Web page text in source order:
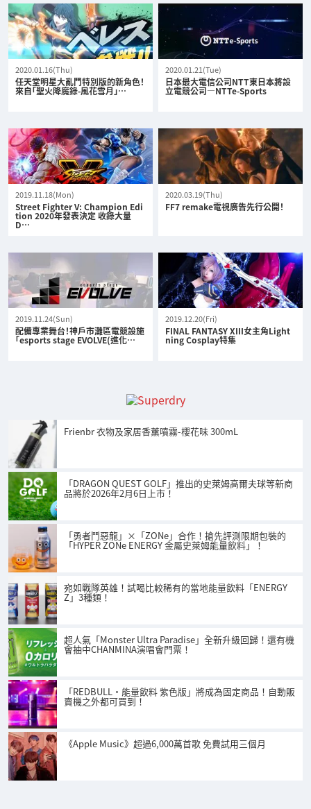
2020.01.16(Thu)
任天堂明星大亂鬥特別版的新角色！
來自「聖火降魔錄-風花雪月」…
2020.01.21(Tue)
日本最大電信公司NTT東日本將設
立電競公司—NTTe-Sports
2019.11.18(Mon)
Street Fighter V: Champion Edi
tion 2020年發表決定 收錄大量
D…
2020.03.19(Thu)
FF7 remake電視廣告先行公開！
2019.11.24(Sun)
配備專業舞台！神戶市灘區電競設施
「esports stage EVOLVE(進化…
2019.12.20(Fri)
FINAL FANTASY XIII女主角Light
ning Cosplay特集
Frienbr 衣物及家居香薰噴霧-櫻花味 300mL
「DRAGON QUEST GOLF」推出的史萊姆高爾夫球等新商
品將於2026年2月6日上市！
「勇者鬥惡龍」×「ZONe」合作！搶先評測限期包裝的
「HYPER ZONe ENERGY 金屬史萊姆能量飲料」！
宛如戰隊英雄！試喝比較稀有的當地能量飲料「ENERGY
Z」3種類！
超人氣「Monster Ultra Paradise」全新升級回歸！還有機
會抽中CHANMINA演唱會門票！
「REDBULL・能量飲料 紫色版」將成為固定商品！自動販
賣機之外都可買到！
《Apple Music》超過6,000萬首歌 免費試用三個月